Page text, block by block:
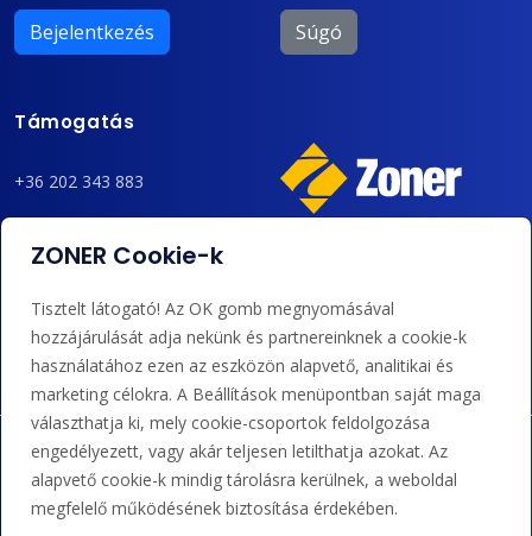
Bejelentkezés Súgó
Támogatás
+36 202 343 883
admin@zoner.hu
átutalást és kreditet.
ZONER Cookie-k
Tisztelt látogató! Az OK gomb megnyomásával
hozzájárulását adja nekünk és partnereinknek a cookie-k
használatához ezen az eszközön alapvető, analitikai és
marketing célokra. A Beállítások menüpontban saját maga
választhatja ki, mely cookie-csoportok feldolgozása
engedélyezett, vagy akár teljesen letilthatja azokat. Az
alapvető cookie-k mindig tárolásra kerülnek, a weboldal
megfelelő működésének biztosítása érdekében.